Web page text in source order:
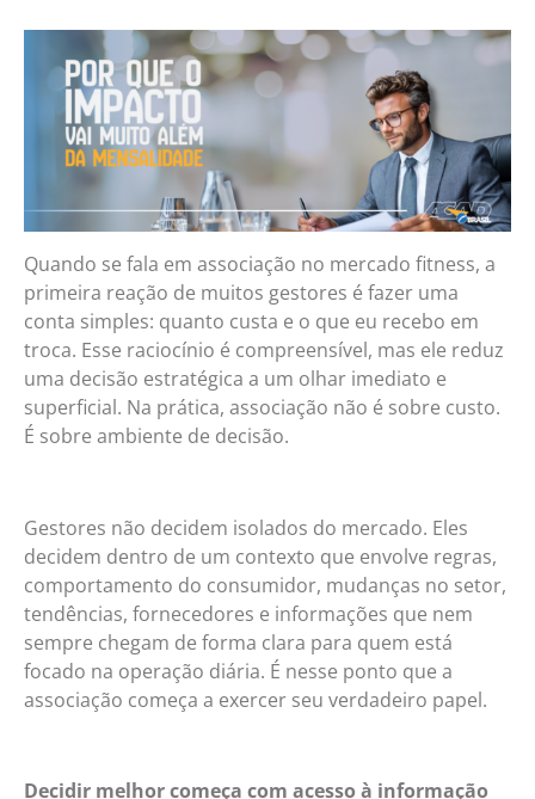
Quando se fala em associação no mercado fitness, a
primeira reação de muitos gestores é fazer uma
conta simples: quanto custa e o que eu recebo em
troca. Esse raciocínio é compreensível, mas ele reduz
uma decisão estratégica a um olhar imediato e
superficial. Na prática, associação não é sobre custo.
É sobre ambiente de decisão.
Gestores não decidem isolados do mercado. Eles
decidem dentro de um contexto que envolve regras,
comportamento do consumidor, mudanças no setor,
tendências, fornecedores e informações que nem
sempre chegam de forma clara para quem está
focado na operação diária. É nesse ponto que a
associação começa a exercer seu verdadeiro papel.
Decidir melhor começa com acesso à informação